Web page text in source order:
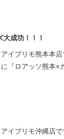
大成功！！！
イプリモ熊本本
『ロアッソ熊本×
イプリモ沖縄店